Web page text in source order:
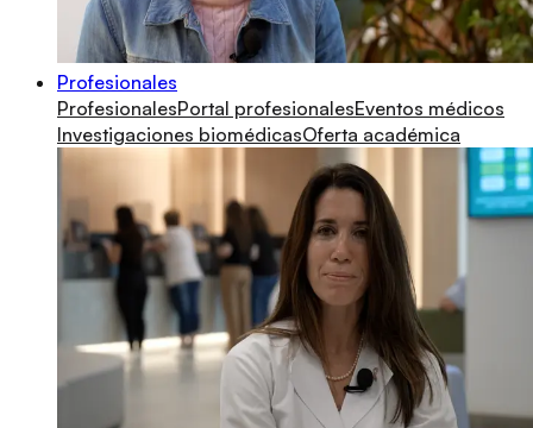
Profesionales
ProfesionalesPortal profesionalesEventos médicos
Investigaciones biomédicasOferta académica